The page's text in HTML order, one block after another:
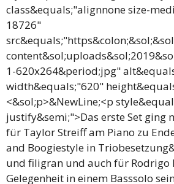
class&equals;"alignnone size-
18726"
1-620x264&period;jpg"
width&equals;"620"
<&sol;p>&NewLine;<p
justify&semi;">Das erste Set ging
für Taylor Streiff am Piano zu
and Boogiestyle in
und filigran und auch für Rodrigo
Gelegenheit in einem Basssolo